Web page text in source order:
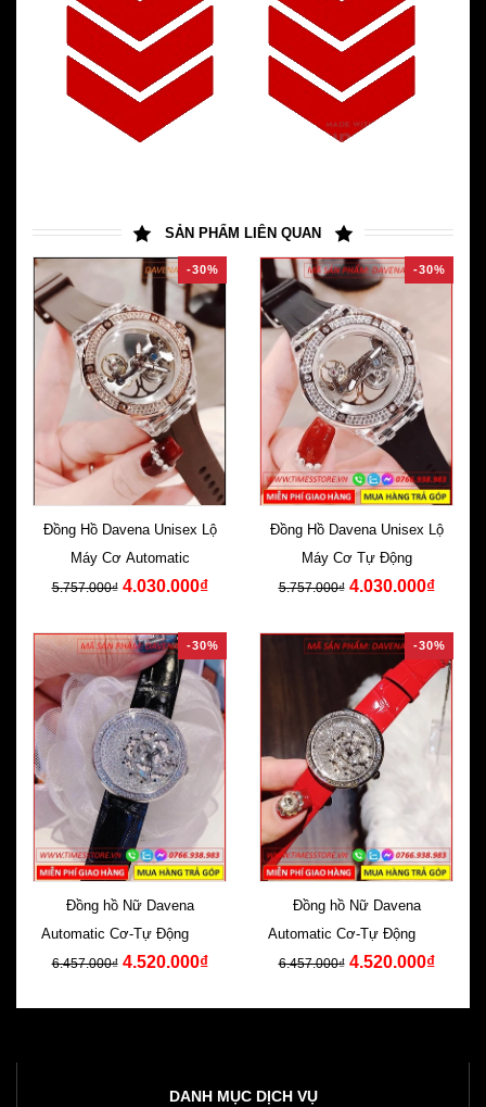
SẢN PHẨM LIÊN QUAN
-30%
Đồng Hồ Davena Unisex Lộ
Máy Cơ Automatic
5.757.000₫ 4.030.000₫
-30%
Đồng Hồ Davena Unisex Lộ
Máy Cơ Tự Động
5.757.000₫ 4.030.000₫
-30%
Đồng hồ Nữ Davena
Automatic Cơ-Tự Động Dây
Da Đen Swarovski
6.457.000₫ 4.520.000₫
-30%
Đồng hồ Nữ Davena
Automatic Cơ-Tự Động Dây
Da Đỏ Swarovski
6.457.000₫ 4.520.000₫
DANH MỤC DỊCH VỤ